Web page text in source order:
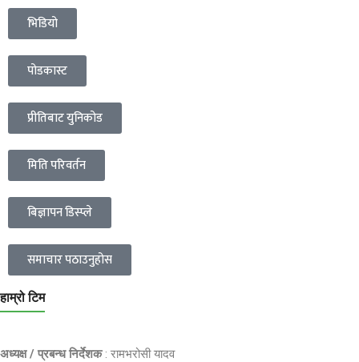
भिडियो
पोडकास्ट
प्रीतिबाट युनिकोड
मिति परिवर्तन
बिज्ञापन डिस्प्ले
समाचार पठाउनुहोस
हाम्रो टिम
अध्यक्ष / प्रबन्ध निर्देशक: रामभरोसी यादव